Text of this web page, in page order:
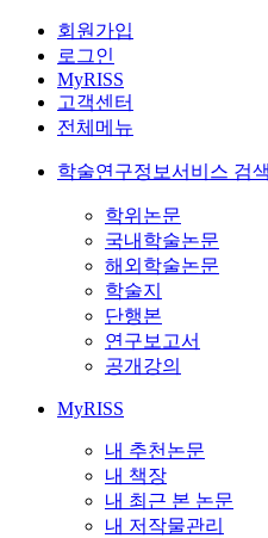
회원가입
로그인
MyRISS
고객센터
전체메뉴
학술연구정보서비스 검색
학위논문
국내학술논문
해외학술논문
학술지
단행본
연구보고서
공개강의
MyRISS
내 추천논문
내 책장
내 최근 본 논문
내 저작물관리